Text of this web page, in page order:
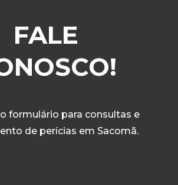
FALE
formulário para consultas e
de perícias em Sacomã.